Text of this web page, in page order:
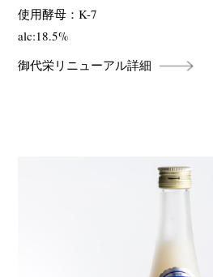
使用酵母：K-7
alc:18.5%
御代栄リニューアル詳細